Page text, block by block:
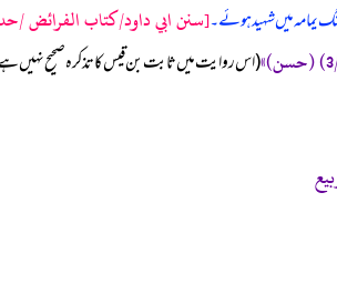
یمامہ میں شہید ہوئے۔[سنن ابي داود/كتاب الفرائض /حدیث:
(اس روایت میں ثابت بن قیس کا تذکرہ صحیح نہیں